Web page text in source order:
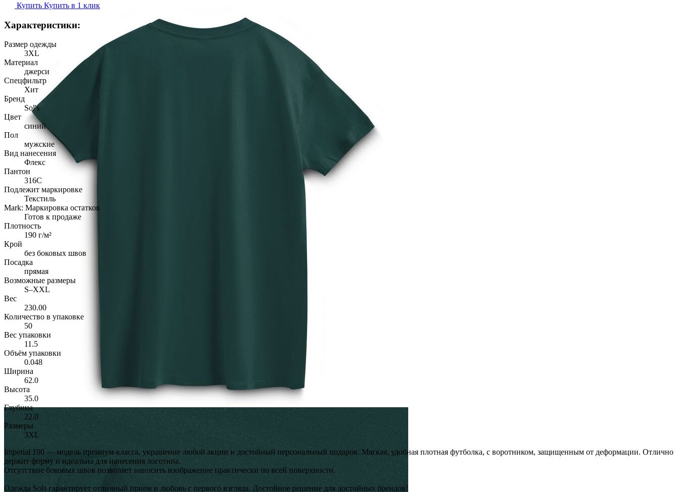
Купить Купить в 1 клик
Характеристики:
Размер одежды
3XL
Материал
джерси
Спецфильтр
Хит
Бренд
Sol's
Цвет
синий
Пол
мужские
Вид нанесения
Флекс
Пантон
316C
Подлежит маркировке
Текстиль
Mark: Маркировка остатков
Готов к продаже
Плотность
190 г/м²
Крой
без боковых швов
Посадка
прямая
Возможные размеры
S–XXL
Вес
230.00
Количество в упаковке
50
Вес упаковки
11.5
Объём упаковки
0.048
Ширина
62.0
Высота
35.0
Глубина
22.0
Размеры
3XL
Imperial 190 — модель премиум-класса, украшение любой акции и достойный персональный подарок. Мягкая, удобная плотная футболка, с воротником, защищенным от деформации. Отлично
держит форму и идеальна для нанесения логотипа.
Отсутствие боковых швов позволяет наносить изображение практически по всей поверхности.
Одежда Sols гарантирует отличный прием и любовь с первого взгляда. Достойное решение для достойных брендов!